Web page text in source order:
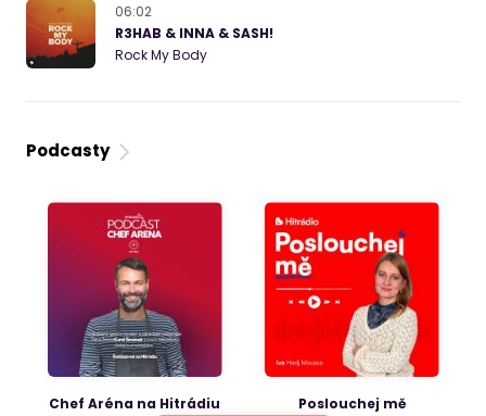
06:02
R3HAB & INNA & SASH!
Rock My Body
Podcasty
Chef Aréna na Hitrádiu Poslouchej mě